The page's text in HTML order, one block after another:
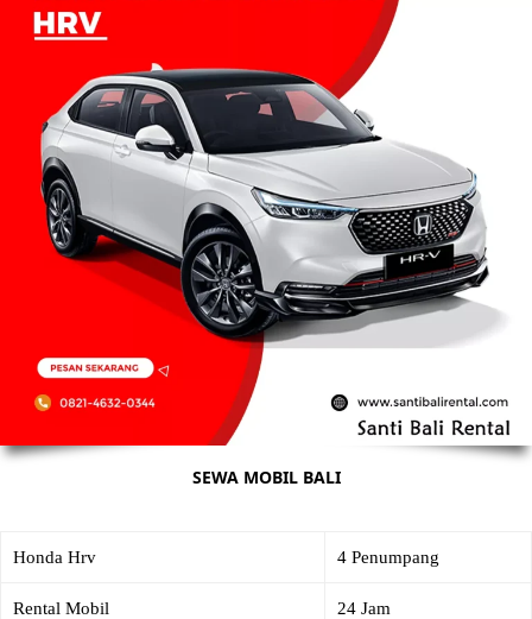
SEWA MOBIL BALI
Honda Hrv 4 Penumpang
Rental Mobil 24 Jam